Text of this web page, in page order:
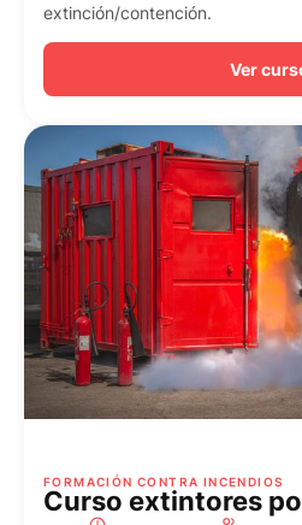
extinción/contención.
Ver
FORMACIÓN CONTRA INCENDIOS
Curso extintores